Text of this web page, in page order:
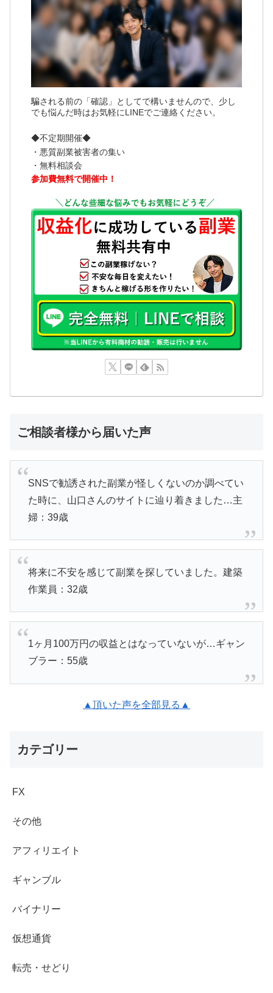
騙される前の「確認」としてで構いませんので、少し
でも悩んだ時はお気軽にLINEでご連絡ください。
◆不定期開催◆
・悪質副業被害者の集い
・無料相談会
参加費無料で開催中！
ご相談者様から届いた声
SNSで勧誘された副業が怪しくないのか調べてい
た時に、山口さんのサイトに辿り着きました…主
婦：39歳
将来に不安を感じて副業を探していました。建築
作業員：32歳
1ヶ月100万円の収益とはなっていないが…ギャン
ブラー：55歳
▲頂いた声を全部見る▲
カテゴリー
FX
その他
アフィリエイト
ギャンブル
バイナリー
仮想通貨
転売・せどり